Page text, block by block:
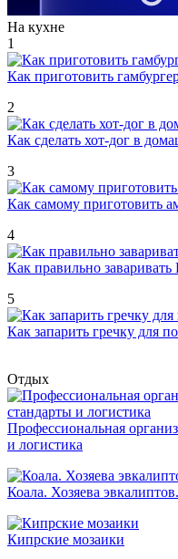
На кухне
1
Как приготовить
2
Как сделать хот-дог в
3
Как самому приготовить
4
Как правильно
5
Как запарить гречку для
Отдых
Профессиональная
и логистика
Коала. Хозяева эвкалиптов.
Кипрские мозаики